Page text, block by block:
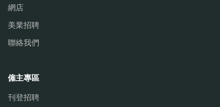
網店
美業招聘
聯絡我們
僱主專區
刊登招聘